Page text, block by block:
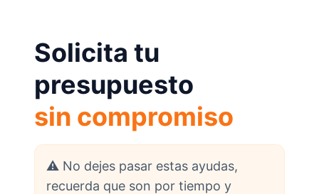
Solicita tu
presupuesto
sin compromiso
⚠️ No dejes pasar estas ayudas,
recuerda que son por tiempo y